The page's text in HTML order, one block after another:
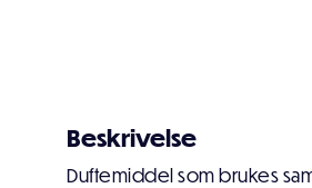
Beskrivelse
Duftemiddel som brukes